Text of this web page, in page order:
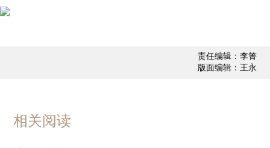
责任编辑：李箐
版面编辑：王永
相关阅读